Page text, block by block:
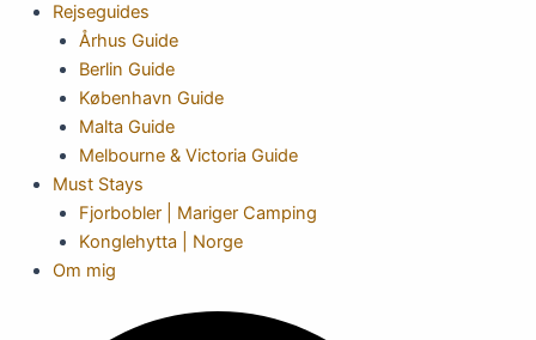
Rejseguides
Århus Guide
Berlin Guide
København Guide
Malta Guide
Melbourne & Victoria Guide
Must Stays
Fjorbobler | Mariger Camping
Konglehytta | Norge
Om mig